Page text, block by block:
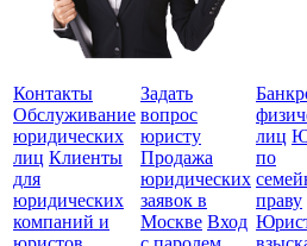
Контакты
Обслуживание
юридических
лиц Клиенты
для
юридических
компаний и
Задать
вопрос
юристу
Продажа
юридических
заявок в
Москве Вход
лиц
по
праву